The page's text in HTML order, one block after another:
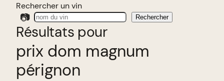
Rechercher un vin
📷 Rechercher
Résultats pour
prix dom magnum
pérignon